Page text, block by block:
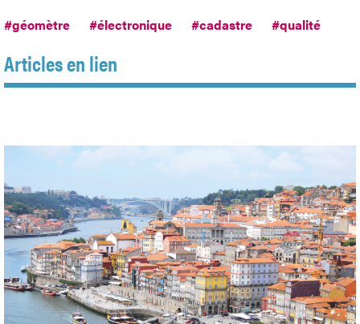
#géomètre
#électronique #cadastre #qualité
Articles en lien